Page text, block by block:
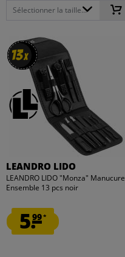
Sélectionner la taille...
13x
13x
LEANDRO LIDO
LEANDRO LIDO "Monza" Manucure
Ensemble 13 pcs noir
5.99*